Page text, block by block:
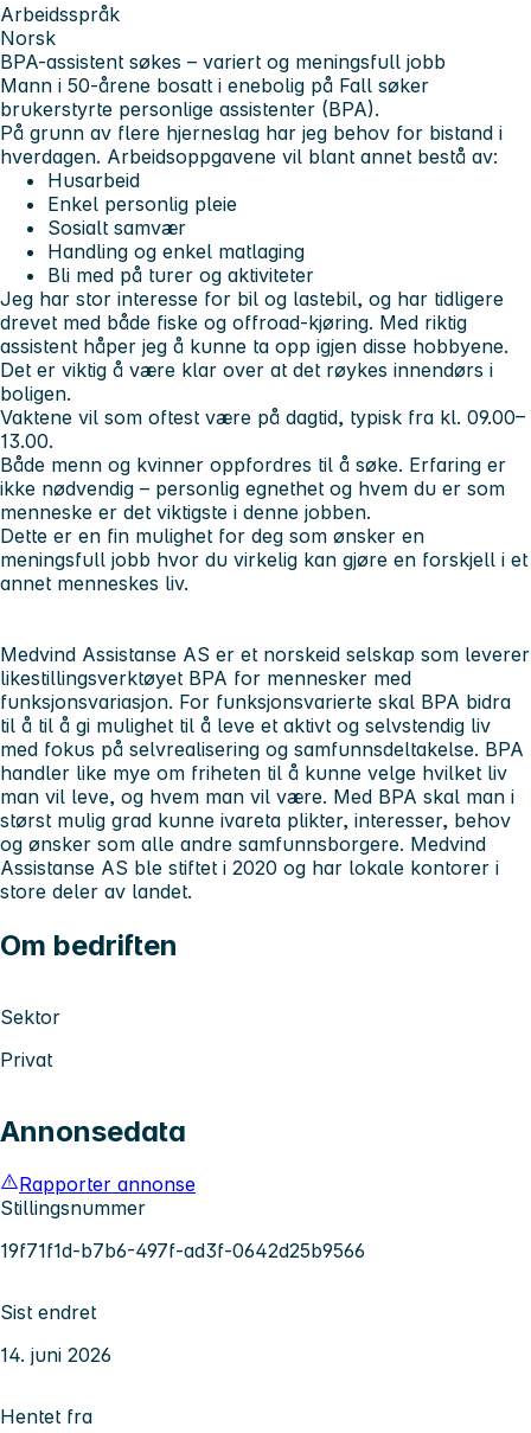
Arbeidsspråk
Norsk
BPA-assistent søkes – variert og meningsfull jobb
Mann i 50-årene bosatt i enebolig på Fall søker
brukerstyrte personlige assistenter (BPA).
På grunn av flere hjerneslag har jeg behov for bistand i
hverdagen. Arbeidsoppgavene vil blant annet bestå av:
Husarbeid
Enkel personlig pleie
Sosialt samvær
Handling og enkel matlaging
Bli med på turer og aktiviteter
Jeg har stor interesse for bil og lastebil, og har tidligere
drevet med både fiske og offroad-kjøring. Med riktig
assistent håper jeg å kunne ta opp igjen disse hobbyene.
Det er viktig å være klar over at det røykes innendørs i
boligen.
Vaktene vil som oftest være på dagtid, typisk fra kl. 09.00–
13.00.
Både menn og kvinner oppfordres til å søke. Erfaring er
ikke nødvendig – personlig egnethet og hvem du er som
menneske er det viktigste i denne jobben.
Dette er en fin mulighet for deg som ønsker en
meningsfull jobb hvor du virkelig kan gjøre en forskjell i et
annet menneskes liv.
Medvind Assistanse AS er et norskeid selskap som leverer
likestillingsverktøyet BPA for mennesker med
funksjonsvariasjon. For funksjonsvarierte skal BPA bidra
til å til å gi mulighet til å leve et aktivt og selvstendig liv
med fokus på selvrealisering og samfunnsdeltakelse. BPA
handler like mye om friheten til å kunne velge hvilket liv
man vil leve, og hvem man vil være. Med BPA skal man i
størst mulig grad kunne ivareta plikter, interesser, behov
og ønsker som alle andre samfunnsborgere. Medvind
Assistanse AS ble stiftet i 2020 og har lokale kontorer i
store deler av landet.
Om bedriften
Sektor
Privat
Annonsedata
Rapporter annonse
Stillingsnummer
19f71f1d-b7b6-497f-ad3f-0642d25b9566
Sist endret
14. juni 2026
Hentet fra